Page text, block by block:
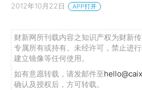
2012年10月22日 APP打开
财新网所刊载内容之知识产权为财新
专属所有或持有。未经许可，禁止进
建立镜像等任何使用。
如有意愿转载，请发邮件至
确认及授权后，方可转载。